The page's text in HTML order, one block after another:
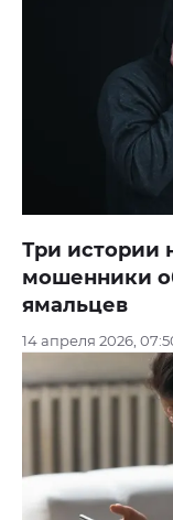
Три истории
мошенники
ямальцев
14 апреля 2026,